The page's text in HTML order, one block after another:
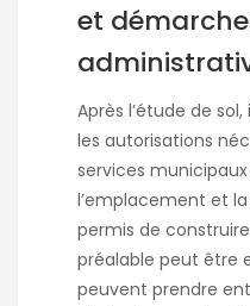
et
Après l’étude de
les autorisations
services municipaux
l’emplacement et
permis de
préalable peut être
peuvent prendre